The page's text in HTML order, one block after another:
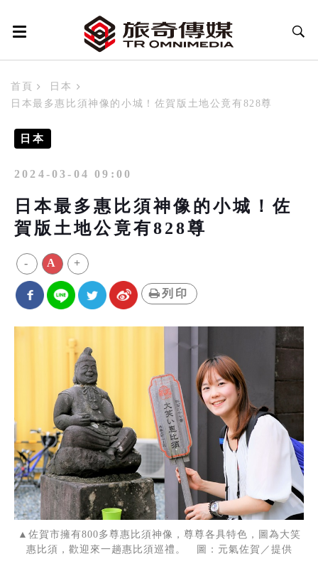
首頁
日本
日本最多惠比須神像的小城！佐賀版土地公竟有828尊
日本
2024-03-04 09:00
日本最多惠比須神像的小城！佐
賀版土地公竟有828尊
- A +
列印
▲佐賀市擁有800多尊惠比須神像，尊尊各具特色，圖為大笑
惠比須，歡迎來一趟惠比須巡禮。 圖：元氣佐賀／提供